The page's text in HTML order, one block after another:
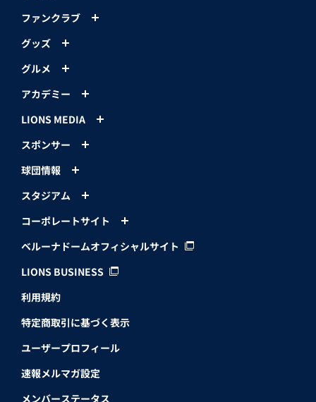
ファンクラブ
グッズ
グルメ
アカデミー
LIONS MEDIA
スポンサー
球団情報
スタジアム
コーポレートサイト
ベルーナドームオフィシャルサイト
LIONS BUSINESS
利用規約
特定商取引に基づく表示
ユーザープロフィール
速報メルマガ設定
メンバーステータス